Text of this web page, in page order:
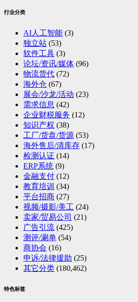
行业分类
AI人工智能 (3)
独立站 (53)
软件工具 (3)
论坛/资讯/媒体 (96)
物流货代 (72)
海外仓 (67)
展会/沙龙/活动 (23)
需求信息 (42)
企业财税服务 (12)
知识产权 (38)
工厂/货盘/货源 (53)
海外售后/清库存 (17)
检测认证 (14)
ERP系统 (9)
金融支付 (12)
教育培训 (34)
平台招商 (27)
视频/摄影/美工 (24)
卖家/贸易公司 (21)
广告引流 (425)
测评/涮单 (54)
商协会 (16)
申诉/法律援助 (25)
其它分类 (180,462)
特色标签